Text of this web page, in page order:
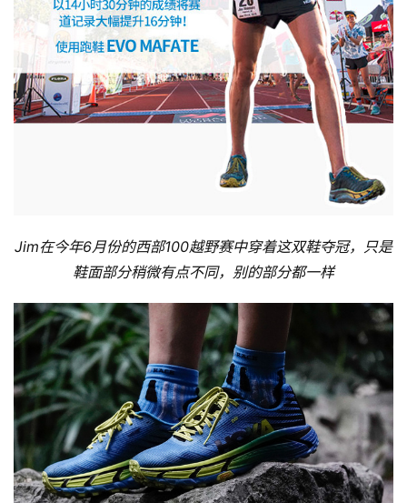
Jim在今年6月份的西部100越野赛中穿着这双鞋夺冠，只是
鞋面部分稍微有点不同，别的部分都一样